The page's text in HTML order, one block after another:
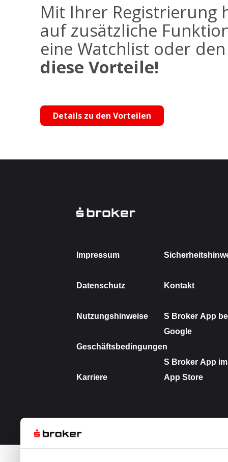
Mit Ihrer Registrierung
auf zusätzliche
eine Watchlist oder
diese Vorteile!
Details zu den Vorteilen